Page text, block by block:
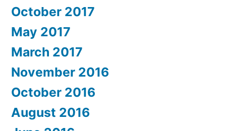
October 2017
May 2017
March 2017
November 2016
October 2016
August 2016